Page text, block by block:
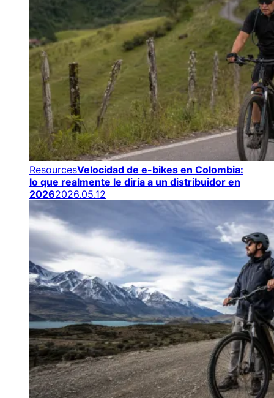
ResourcesVelocidad de e-bikes en Colombia:
lo que realmente le diría a un distribuidor en
20262026.05.12